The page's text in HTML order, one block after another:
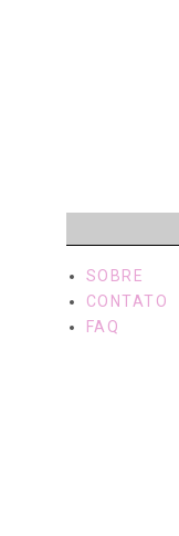
SOBRE
CONTATO
FAQ